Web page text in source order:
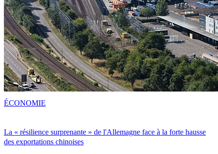
La « résilience surprenante » de l'Allemagne face à la forte hausse
des exportations chinoises
ÉCONOMIE